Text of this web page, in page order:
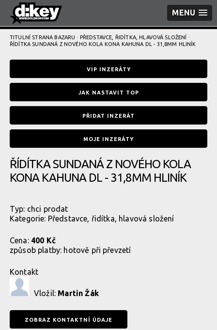
MENU
TITULNÍ STRANA BAZARU · PŘEDSTAVCE, ŘIDÍTKA, HLAVOVÁ SLOŽENÍ ·
ŘÍDÍTKA SUNDANÁ Z NOVÉHO KOLA KONA KAHUNA DL - 31,8MM HLINÍK
VIP INZERÁTY
JAK NASTAVIT TOP
PŘIDAT INZERÁT
MOJE INZERÁTY
ŘÍDÍTKA SUNDANÁ Z NOVÉHO KOLA
KONA KAHUNA DL - 31,8MM HLINÍK
Typ: chci prodat
Kategorie: Představce, řidítka, hlavová složení
Cena: 400 Kč
způsob platby: hotově při převzetí
Kontakt
Vložil: Martin Žák